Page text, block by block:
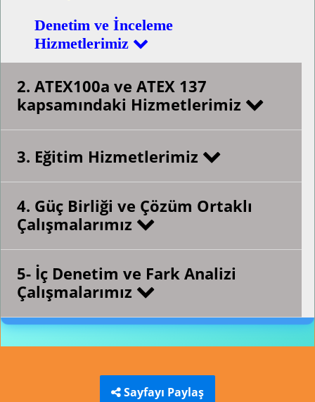
Denetim ve İnceleme
Hizmetlerimiz
2. ATEX100a ve ATEX 137
kapsamındaki Hizmetlerimiz
3. Eğitim Hizmetlerimiz
4. Güç Birliği ve Çözüm Ortaklı
Çalışmalarımız
5- İç Denetim ve Fark Analizi
Çalışmalarımız
Sayfayı Paylaş